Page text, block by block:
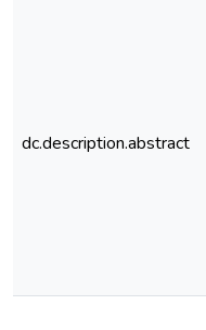
dc.description.abstract